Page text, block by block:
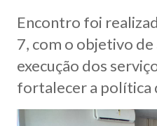
Encontro foi
7, com o objetivo de
execução dos
fortalecer a política